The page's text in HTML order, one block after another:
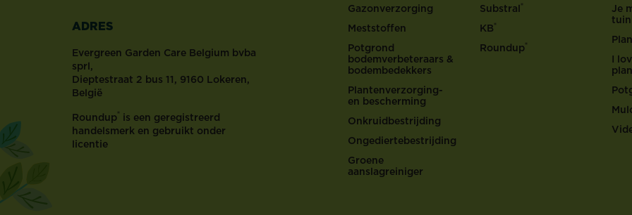
ADRES
Evergreen Garden Care Belgium bvba
sprl,
Dieptestraat 2 bus 11, 9160 Lokeren,
België
Roundup® is een geregistreerd
handelsmerk en gebruikt onder
licentie
Gazonverzorging
Meststoffen
Potgrond
bodemverbeteraars &
bodembedekkers
Plantenverzorging-
en bescherming
Onkruidbestrijding
Ongediertebestrijding
Groene
aanslagreiniger
Substral®
KB®
Roundup®
Je
I